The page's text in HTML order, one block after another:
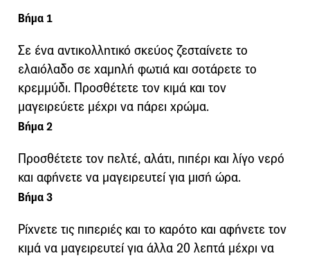
Βήμα 1
Σε ένα αντικολλητικό σκεύος ζεσταίνετε το
ελαιόλαδο σε χαμηλή φωτιά και σοτάρετε το
κρεμμύδι. Προσθέτετε τον κιμά και τον
μαγειρεύετε μέχρι να πάρει χρώμα.
Βήμα 2
Προσθέτετε τον πελτέ, αλάτι, πιπέρι και λίγο νερό
και αφήνετε να μαγειρευτεί για μισή ώρα.
Βήμα 3
Ρίχνετε τις πιπεριές και το καρότο και αφήνετε τον
κιμά να μαγειρευτεί για άλλα 20 λεπτά μέχρι να